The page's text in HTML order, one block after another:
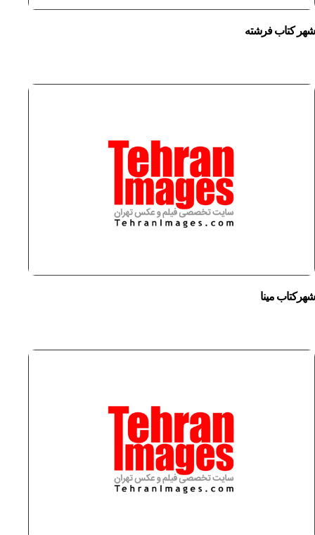
شهر کتاب فرشته
شهرکتاب مینا